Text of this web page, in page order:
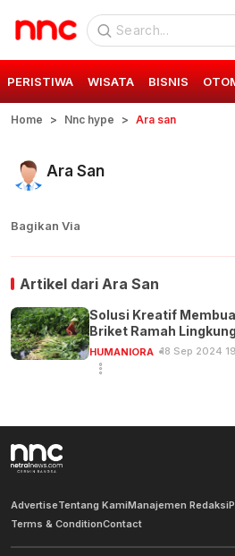
PERISTIWA WISATA BISNIS
Home Nnc hype Ara san
Ara San
Bagikan Via
Artikel dari Ara San
Solusi Kreatif
Briket Ramah
HUMANIORA 18 Sep 2024
AdvertiseTentang KamiManajemen Redaksi
Terms & ConditionContact